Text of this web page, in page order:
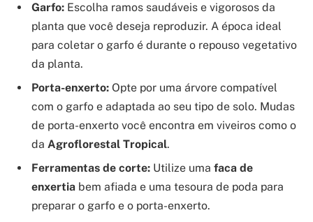
Garfo: Escolha ramos saudáveis e vigorosos da
planta que você deseja reproduzir. A época ideal
para coletar o garfo é durante o repouso vegetativo
da planta.
Porta-enxerto: Opte por uma árvore compatível
com o garfo e adaptada ao seu tipo de solo. Mudas
de porta-enxerto você encontra em viveiros como o
da Agroflorestal Tropical.
Ferramentas de corte: Utilize uma faca de
enxertia bem afiada e uma tesoura de poda para
preparar o garfo e o porta-enxerto.